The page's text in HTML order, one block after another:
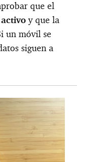
que el
y que la
un móvil se
siguen a